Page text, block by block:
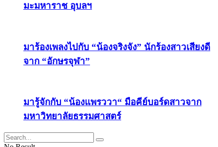
มะมหาราช อุบลฯ
มาร้องเพลงไปกับ “น้องจริงจัง” นักร้องสาวเสียงดี
จาก “อักษรจุฬา”
มารู้จักกับ “น้องแพรววา“ มือคีย์บอร์ดสาวจาก
มหาวิทยาลัยธรรมศาสตร์